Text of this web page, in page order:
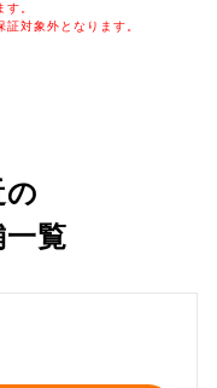
。
対象外となります。
の
一覧